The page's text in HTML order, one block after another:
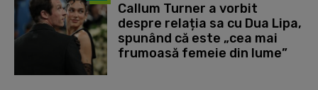
Callum Turner a vorbit
despre relația sa cu Dua Lipa,
spunând că este „cea mai
frumoasă femeie din lume”